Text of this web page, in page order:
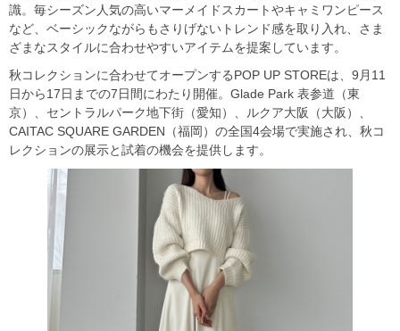
識。毎シーズン人気の高いマーメイドスカートやキャミワンピース
など、ベーシックながらもさりげないトレンド感を取り入れ、さま
ざまなスタイルに合わせやすいアイテムを提案しています。
秋コレクションに合わせてオープンするPOP UP STOREは、9月11
日から17日までの7日間にわたり開催。Glade Park 表参道（東
京）、セントラルパーク地下街（愛知）、ルクア大阪（大阪）、
CAITAC SQUARE GARDEN（福岡）の全国4会場で実施され、秋コ
レクションの展示と試着の機会を提供します。